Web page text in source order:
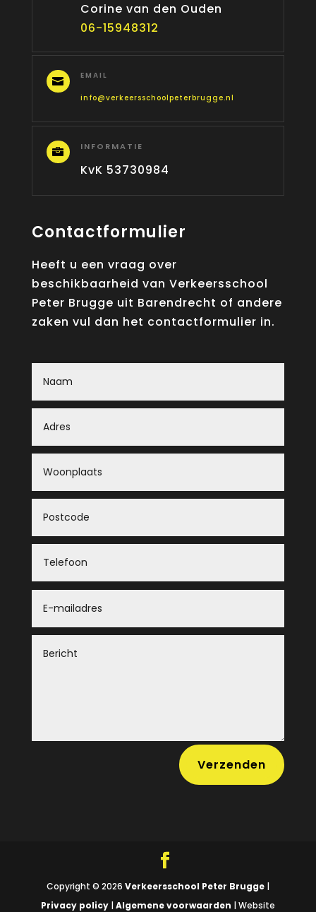
Corine van den Ouden
06-15948312

EMAIL
info@verkeersschoolpeterbrugge.nl
 INFORMATIE
KvK 53730984
Contactformulier
Heeft u een vraag over
beschikbaarheid van Verkeersschool
Peter Brugge uit Barendrecht of andere
zaken vul dan het contactformulier in.
Verzenden
Copyright © 2026 Verkeersschool Peter Brugge|
Privacy policy|Algemene voorwaarden | Website